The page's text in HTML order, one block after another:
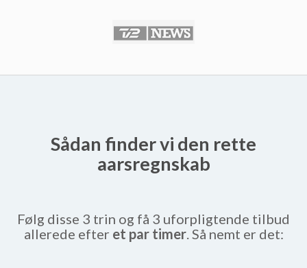
Sådan finder vi den rette
aarsregnskab
Følg disse 3 trin og få 3 uforpligtende tilbud
allerede efter et par timer. Så nemt er det: